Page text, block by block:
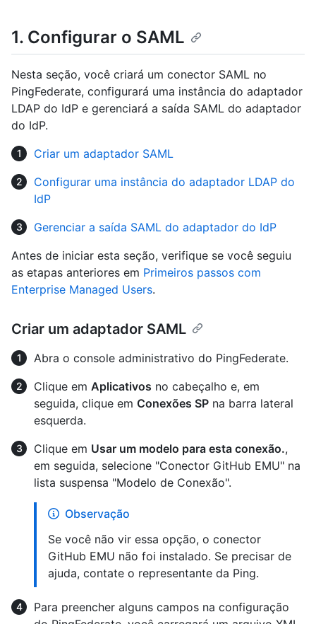
1. Configurar o SAML
Nesta seção, você criará um conector SAML no
PingFederate, configurará uma instância do adaptador
LDAP do IdP e gerenciará a saída SAML do adaptador
do IdP.
Criar um adaptador SAML
Configurar uma instância do adaptador LDAP do
IdP
Gerenciar a saída SAML do adaptador do IdP
Antes de iniciar esta seção, verifique se você seguiu
as etapas anteriores em Primeiros passos com
Enterprise Managed Users.
Criar um adaptador SAML
Abra o console administrativo do PingFederate.
Clique em Aplicativos no cabeçalho e, em
seguida, clique em Conexões SP na barra lateral
esquerda.
Clique em Usar um modelo para esta conexão.,
em seguida, selecione "Conector GitHub EMU" na
lista suspensa "Modelo de Conexão".
Observação
Se você não vir essa opção, o conector
GitHub EMU não foi instalado. Se precisar de
ajuda, contate o representante da Ping.
Para preencher alguns campos na configuração